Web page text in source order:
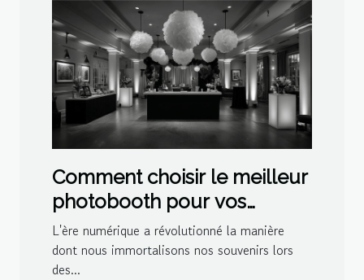
Comment choisir le meilleur
photobooth pour vos
événements spéciaux
L'ère numérique a révolutionné la manière
dont nous immortalisons nos souvenirs lors
des...